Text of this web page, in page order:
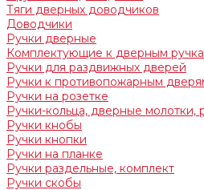
Тяги дверных доводчиков
Доводчики
Ручки дверные
Комплектующие к дверным
Ручки для раздвижных дверей
Ручки к противопожарным
Ручки на розетке
Ручки-кольца, дверные молотки,
Ручки кнобы
Ручки кнопки
Ручки на планке
Ручки раздельные, комплект
Ручки скобы